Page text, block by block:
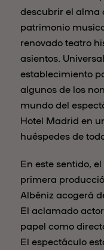
descubrir el alma
patrimonio
renovado teatro
asientos.
establecimiento
algunos de los
mundo del
Hotel Madrid en
huéspedes de
En este sentido,
primera
Albéniz acogerá
El aclamado
papel como
El espectáculo